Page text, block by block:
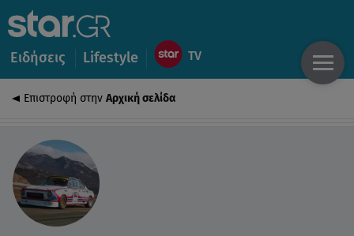
Ειδήσεις Lifestyle
Επιστροφή στην Αρχική σελίδα